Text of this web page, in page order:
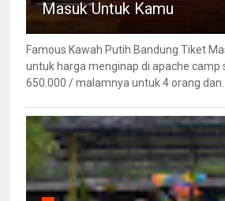
Masuk Untuk Kamu
Famous Kawah Putih Bandung Tiket
untuk harga menginap di apache camp
650.000 / malamnya untuk 4 orang dan...